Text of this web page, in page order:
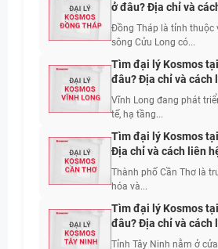
ở đâu? Địa chỉ và
Đồng Tháp là tỉnh thuộc
sông Cửu Long có...
Tìm đại lý Kosmos
đâu? Địa chỉ và cách
Vĩnh Long đang phát
tế, hạ tầng...
Tìm đại lý Kosmos
Địa chỉ và cách liên
Thành phố Cần Thơ là
hóa và...
Tìm đại lý Kosmos
đâu? Địa chỉ và cách
Tỉnh Tây Ninh nằm ở